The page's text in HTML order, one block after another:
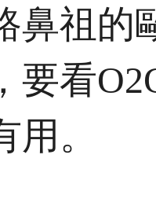
鼻祖的
要看
用。